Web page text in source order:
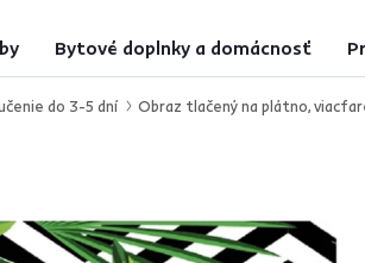
Bytové doplnky a domácnosť
do 3-5 dní Obraz tlačený na plátno,